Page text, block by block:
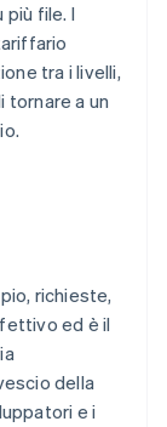
file. I
tra i livelli,
a un
richieste,
ed è il
della
e i